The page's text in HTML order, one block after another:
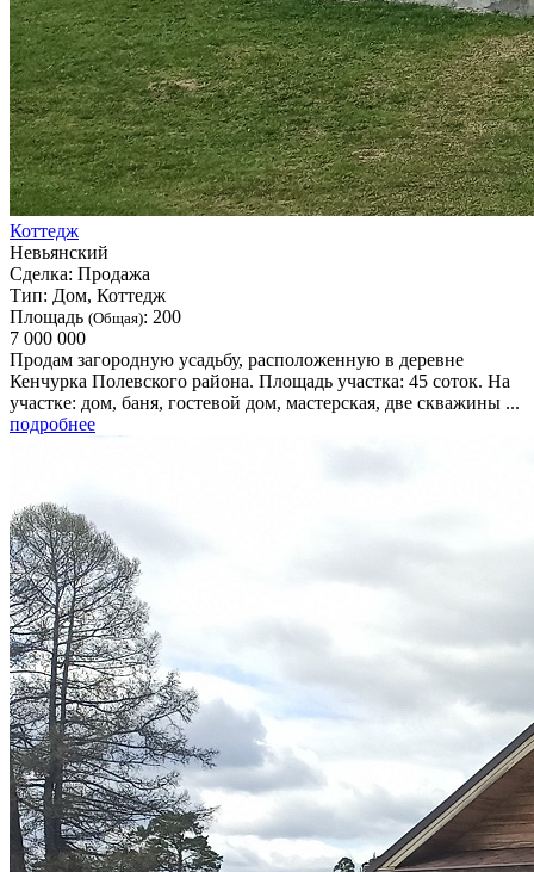
Коттедж
Невьянский
Сделка: Продажа
Тип: Дом, Коттедж
Площадь (Общая): 200
7 000 000
Продам загородную усадьбу, расположенную в деревне
Кенчурка Полевского района. Площадь участка: 45 соток. На
участке: дом, баня, гостевой дом, мастерская, две скважины ...
подробнее